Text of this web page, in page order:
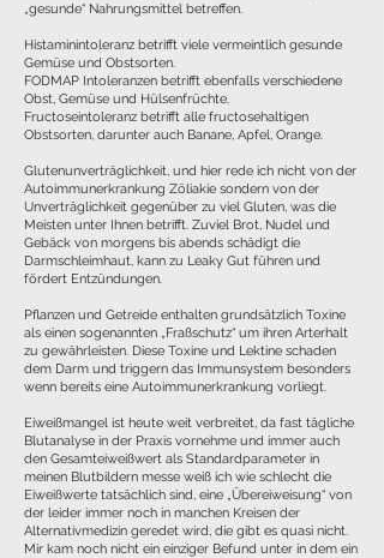
„gesunde“ Nahrungsmittel betreffen.
Histaminintoleranz betrifft viele vermeintlich gesunde
Gemüse und Obstsorten.
FODMAP Intoleranzen betrifft ebenfalls verschiedene
Obst, Gemüse und Hülsenfrüchte.
Fructoseintoleranz betrifft alle fructosehaltigen
Obstsorten, darunter auch Banane, Apfel, Orange.
Glutenunverträglichkeit, und hier rede ich nicht von der
Autoimmunerkrankung Zöliakie sondern von der
Unverträglichkeit gegenüber zu viel Gluten, was die
Meisten unter Ihnen betrifft. Zuviel Brot, Nudel und
Gebäck von morgens bis abends schädigt die
Darmschleimhaut, kann zu Leaky Gut führen und
fördert Entzündungen.
Pflanzen und Getreide enthalten grundsätzlich Toxine
als einen sogenannten „Fraßschutz“ um ihren Arterhalt
zu gewährleisten. Diese Toxine und Lektine schaden
dem Darm und triggern das Immunsystem besonders
wenn bereits eine Autoimmunerkrankung vorliegt.
Eiweißmangel ist heute weit verbreitet, da fast tägliche
Blutanalyse in der Praxis vornehme und immer auch
den Gesamteiweißwert als Standardparameter in
meinen Blutbildern messe weiß ich wie schlecht die
Eiweißwerte tatsächlich sind, eine „Übereiweisung“ von
der leider immer noch in manchen Kreisen der
Alternativmedizin geredet wird, die gibt es quasi nicht.
Mir kam noch nicht ein einziger Befund unter in dem ein